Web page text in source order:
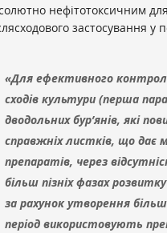
нефітотоксичним для
застосування у
«Для ефективного
сходів культури (перша
дводольних бур’янів, які
справжніх листків, що дає
препаратів, через
більш пізніх фазах
за рахунок утворення
період використовують